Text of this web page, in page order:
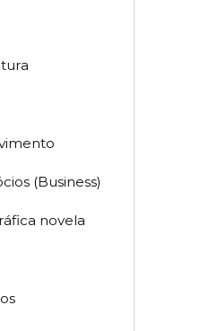
(Business)
novela